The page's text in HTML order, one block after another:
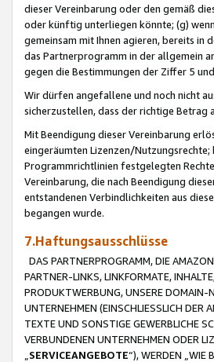
dieser Vereinbarung oder den gemäß
oder künftig unterliegen könnte; (g)
gemeinsam mit Ihnen agieren, bereits in
das Partnerprogramm in der allgemein
gegen die Bestimmungen der Ziffer 5
Wir dürfen angefallene und noch nicht
sicherzustellen, dass der richtige Betrag
Mit Beendigung dieser Vereinbarung
eingeräumten Lizenzen/
Programmrichtlinien festgelegten
Vereinbarung, die nach Beendigung
entstandenen Verbindlichkeiten aus
begangen wurde.
7.Haftungsausschlüsse
DAS PARTNERPROGRAMM, DIE
PARTNER-LINKS, LINKFORMATE,
PRODUKTWERBUNG, UNSERE DOMAIN-
UNTERNEHMEN (EINSCHLIESSLICH DER
TEXTE UND SONSTIGE GEWERBLICHE
VERBUNDENEN UNTERNEHMEN ODER
SERVICEANGEBOTE“), WERDEN „WIE